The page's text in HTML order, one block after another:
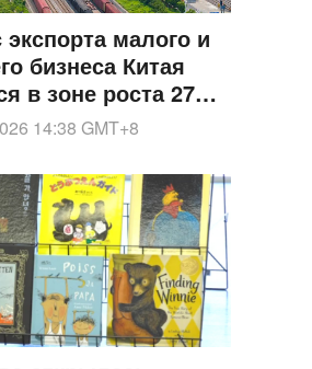
экспорта малого и
бизнеса Китая
в зоне роста 27
подряд
14:38 GMT+8